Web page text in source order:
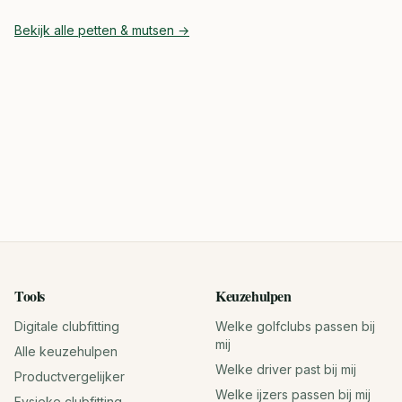
Bekijk alle petten & mutsen →
Tools
Digitale clubfitting
Alle keuzehulpen
Productvergelijker
Keuzehulpen
Welke golfclubs passen bij
mij
Welke driver past bij mij
Welke ijzers passen bij mij